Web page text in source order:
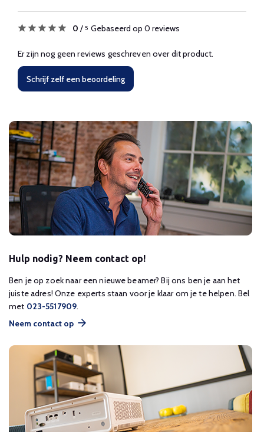
0 / 5 Gebaseerd op 0 reviews
Er zijn nog geen reviews geschreven over dit product.
Schrijf zelf een beoordeling
Hulp nodig? Neem contact op!
Ben je op zoek naar een nieuwe beamer? Bij ons ben je aan het
juiste adres! Onze experts staan voor je klaar om je te helpen. Bel
met 023-5517909.
Neem contact op